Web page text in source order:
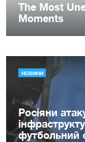
НОВИНИ
Росіяни
футбольний